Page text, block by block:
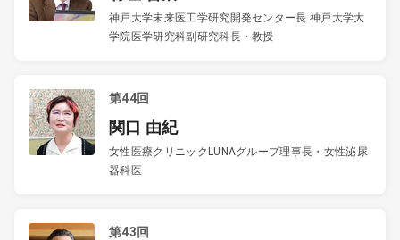
神戸大学未来医工学研究開発センター長 神戸大学大
学院医学研究科副研究科長・教授
第44回
関口 由紀
女性医療クリニックLUNAグループ理事長・女性泌尿
器科医
第43回